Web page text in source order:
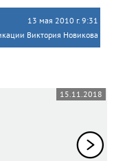
13 мая 2010 г. 9:31
Виктория Новикова
15.11.2018